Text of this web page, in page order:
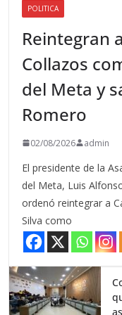
POLITICA
Reintegran
Collazos
del Meta y
Romero
02/08/2026 admin
El presidente de la
del Meta, Luis
ordenó reintegrar a
Silva como